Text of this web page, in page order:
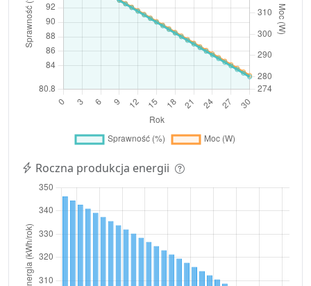
Roczna produkcja energii